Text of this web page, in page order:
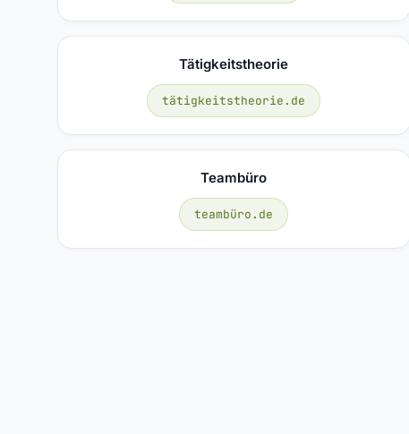
Tätigkeitstheorie
tätigkeitstheorie.de
Teambüro
teambüro.de